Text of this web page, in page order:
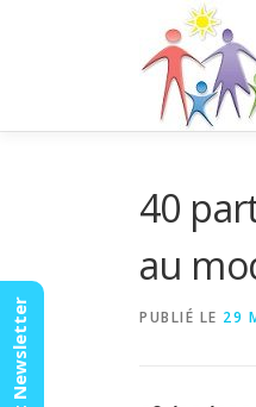
40
au
PUBLIÉ LE 29